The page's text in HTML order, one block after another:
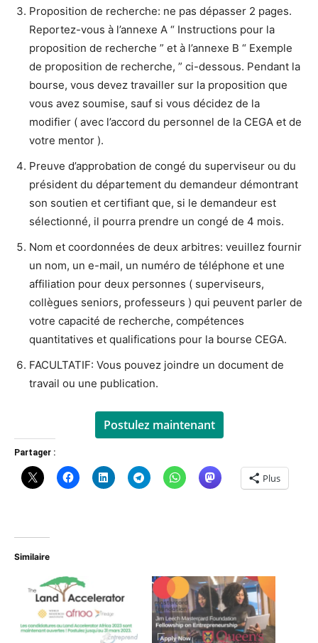
Proposition de recherche: ne pas dépasser 2 pages.
Reportez-vous à l’annexe A “ Instructions pour la
proposition de recherche ” et à l’annexe B “ Exemple
de proposition de recherche, ” ci-dessous. Pendant la
bourse, vous devez travailler sur la proposition que
vous avez soumise, sauf si vous décidez de la
modifier ( avec l’accord du personnel de la CEGA et de
votre mentor ).
Preuve d’approbation de congé du superviseur ou du
président du département du demandeur démontrant
son soutien et certifiant que, si le demandeur est
sélectionné, il pourra prendre un congé de 4 mois.
Nom et coordonnées de deux arbitres: veuillez fournir
un nom, un e-mail, un numéro de téléphone et une
affiliation pour deux personnes ( superviseurs,
collègues seniors, professeurs ) qui peuvent parler de
votre capacité de recherche, compétences
quantitatives et qualifications pour la bourse CEGA.
FACULTATIF: Vous pouvez joindre un document de
travail ou une publication.
Postulez maintenant
Partager :
Plus
Similaire